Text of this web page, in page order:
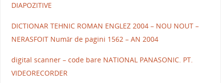
DIAPOZITIVE
DICTIONAR TEHNIC ROMAN ENGLEZ 2004 – NOU NOUT –
NERASFOIT Număr de pagini 1562 – AN 2004
digital scanner – code bare NATIONAL PANASONIC. PT.
VIDEORECORDER